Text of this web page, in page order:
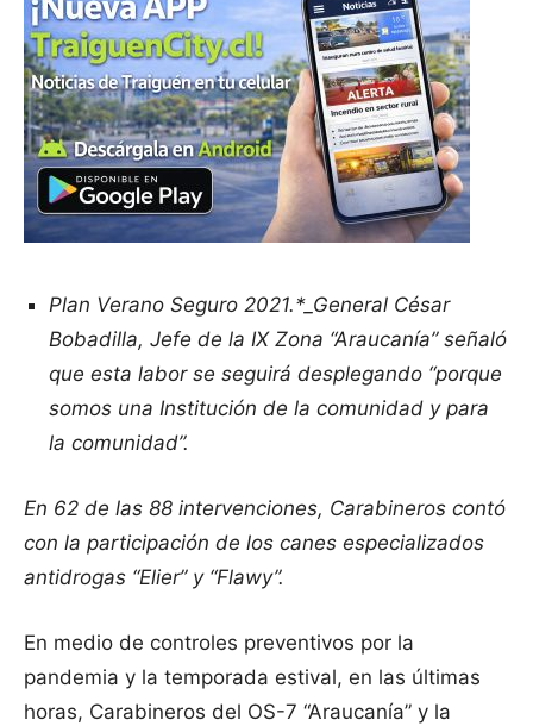
Plan Verano Seguro 2021.*_General César
Bobadilla, Jefe de la IX Zona “Araucanía” señaló
que esta labor se seguirá desplegando “porque
somos una Institución de la comunidad y para
la comunidad”.
En 62 de las 88 intervenciones, Carabineros contó
con la participación de los canes especializados
antidrogas “Elier” y “Flawy”.
En medio de controles preventivos por la
pandemia y la temporada estival, en las últimas
horas, Carabineros del OS-7 “Araucanía” y la